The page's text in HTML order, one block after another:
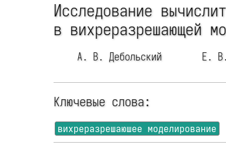
Исследование
в вихреразрешающей
А. В. Дебольский Е.
Ключевые слова:
вихреразрешаюшее моделирование